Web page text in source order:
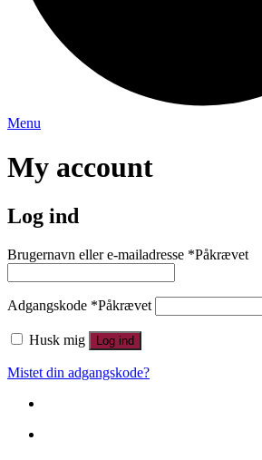
Menu
My account
Log ind
Brugernavn eller e-mailadresse *Påkrævet
Adgangskode *Påkrævet
Husk mig Log ind
Mistet din adgangskode?